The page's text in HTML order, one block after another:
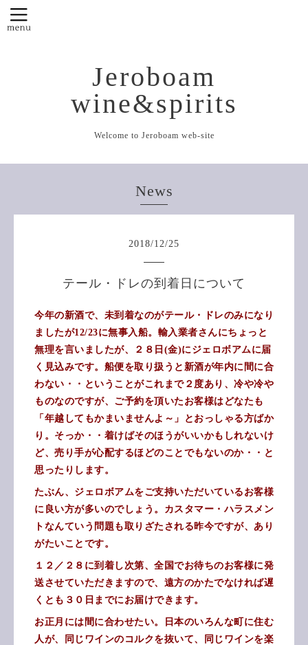
Jeroboam
wine&spirits
Welcome to Jeroboam web-site
News
2018/12/25
テール・ドレの到着日について
今年の新酒で、未到着なのがテール・ドレのみになり
ましたが12/23に無事入船。輸入業者さんにちょっと
無理を言いましたが、２８日(金)にジェロボアムに届
く見込みです。船便を取り扱うと新酒が年内に間に合
わない・・ということがこれまで２度あり、冷や冷や
ものなのですが、ご予約を頂いたお客様はどなたも
「年越してもかまいませんよ～」とおっしゃる方ばか
り。そっか・・着けばそのほうがいいかもしれないけ
ど、売り手が心配するほどのことでもないのか・・と
思ったりします。
たぶん、ジェロボアムをご支持いただいているお客様
に良い方が多いのでしょう。カスタマー・ハラスメン
トなんていう問題も取りざたされる昨今ですが、あり
がたいことです。
１２／２８に到着し次第、全国でお待ちのお客様に発
送させていただきますので、遠方のかたでなければ遅
くとも３０日までにお届けできます。
お正月には間に合わせたい。日本のいろんな町に住む
人が、同じワインのコルクを抜いて、同じワインを楽